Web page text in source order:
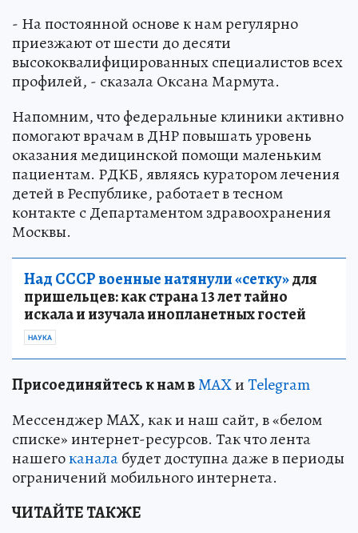
- На постоянной основе к нам регулярно
приезжают от шести до десяти
высококвалифицированных специалистов всех
профилей, - сказала Оксана Мармута.
Напомним, что федеральные клиники активно
помогают врачам в ДНР повышать уровень
оказания медицинской помощи маленьким
пациентам. РДКБ, являясь куратором лечения
детей в Республике, работает в тесном
контакте с Департаментом здравоохранения
Москвы.
Над СССР военные натянули «сетку»для
пришельцев: как страна 13 лет тайно
искала и изучала инопланетных гостей
НАУКА
Присоединяйтесь к нам вMAXиTelegram
Мессенджер MAX, как и наш сайт, в «белом
списке» интернет-ресурсов. Так что лента
нашегоканалабудет доступна даже в периоды
ограничений мобильного интернета.
ЧИТАЙТЕ ТАКЖЕ